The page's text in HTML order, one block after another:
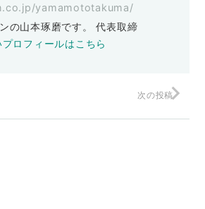
yamamototakuma/
の山本琢磨です。 代表取締
ロフィールはこちら
次の投稿